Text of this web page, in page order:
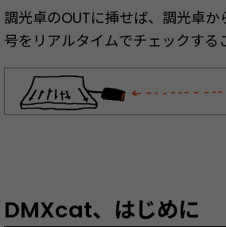
調光卓のOUTに挿せば、調光卓か
号をリアルタイムでチェックする
DMXcat、はじめに